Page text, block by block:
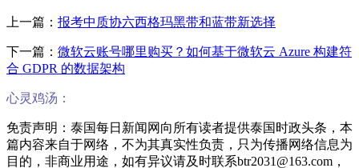
上一篇： 报考中质协六西格玛黑带和蓝带新选择
下一篇： 微软云账号哪里购买？如何基于微软云 Azure 构建符
合 GDPR 的数据架构
心灵鸡汤：
免责声明：泰国每日新闻网向所有读者提供泰国时政头条，本
篇内容来自于网络，不为其真实性负责，只为传播网络信息为
目的，非商业用途，如有异议请及时联系btr2031@163.com，